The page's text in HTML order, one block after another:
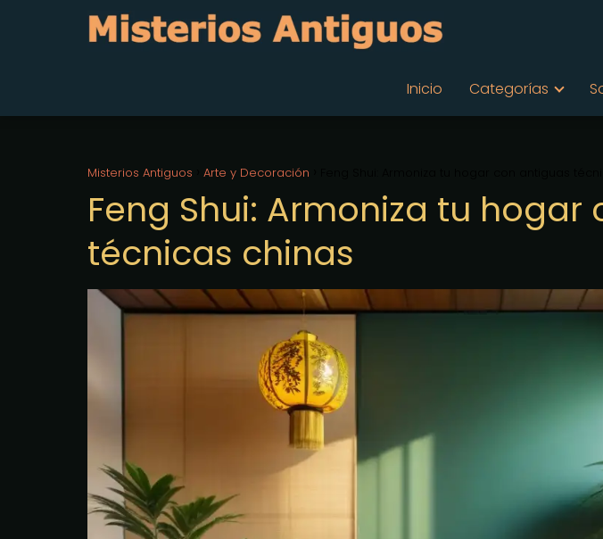
Inicio Categorías
Misterios Antiguos Arte y Decoración
Feng Shui: Armoniza tu
técnicas chinas